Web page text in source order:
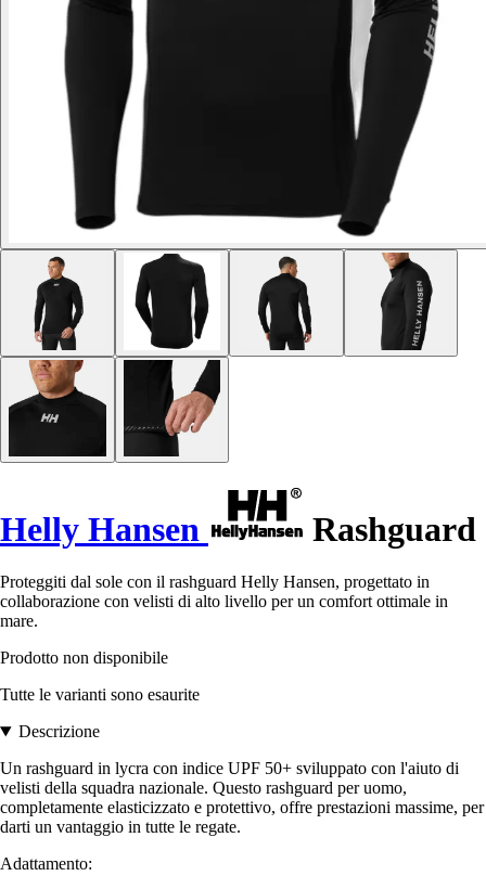
Helly Hansen Rashguard
Proteggiti dal sole con il rashguard Helly Hansen, progettato in
collaborazione con velisti di alto livello per un comfort ottimale in
mare.
Prodotto non disponibile
Tutte le varianti sono esaurite
Descrizione
Un rashguard in lycra con indice UPF 50+ sviluppato con l'aiuto di
velisti della squadra nazionale. Questo rashguard per uomo,
completamente elasticizzato e protettivo, offre prestazioni massime, per
darti un vantaggio in tutte le regate.
Adattamento: